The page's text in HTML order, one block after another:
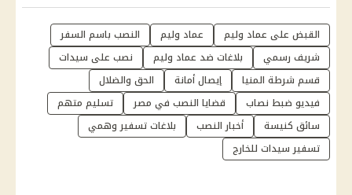
القبض على عماد وليم عماد وليم
النصب باسم السفر
شريف رسمي
بلاغات ضد عماد وليم
نصب على سيدات
قسم شرطة المنيا
إيصال أمانة
الحق والضلال
فيديو ضبط نصاب
قضايا النصب في مصر
تسليم متهم
سائق كنيسة
أخبار النصب
بلاغات تسفير وهمي
تسفير سيدات للخارج